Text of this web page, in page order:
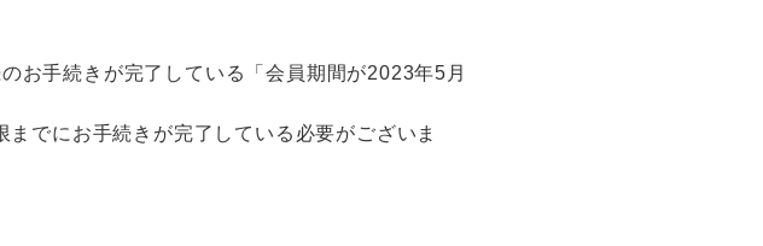
お手続きが完了している「会員期間が2023年5月
までにお手続きが完了している必要がございま